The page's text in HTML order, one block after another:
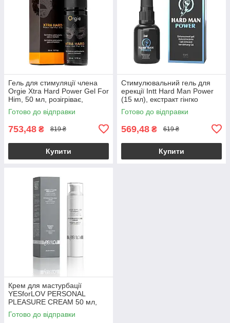
Гель для стимуляції члена
Orgie Xtra Hard Power Gel For
Him, 50 мл, розігріває,
посилює ерекцію
Готово до відправки
753,48 ₴ 819 ₴
Купити
Стимулювальний гель для
ерекції Intt Hard Man Power
(15 мл), екстракт гінгко
білоба, таурин
Готово до відправки
569,48 ₴ 619 ₴
Купити
Крем для мастурбації
YESforLOV PERSONAL
PLEASURE CREAM 50 мл,
посилює ерекцію, екстракт
кордицепсу
Готово до відправки